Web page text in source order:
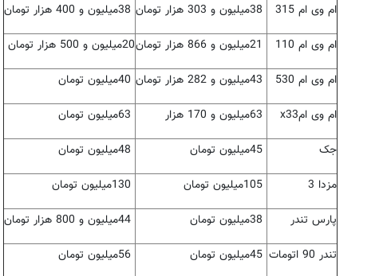
ام وی ام 315
38میلیون و 303 هزار تومان 38میلیون و 400 هزار تومان
ام وی ام 110
21میلیون و 866 هزار تومان 20میلیون و 500 هزار تومان
ام وی ام 530
43میلیون و 282 هزار تومان 40میلیون تومان
ام وی امx33
63میلیون و 170 هزار 63میلیون تومان
جک
45میلیون تومان 48میلیون تومان
مزدا 3
105میلیون تومان 130میلیون تومان
پارس تندر
38میلیون تومان 44میلیون و 800 هزار تومان
تندر 90 اتومات
45میلیون تومان 56میلیون تومان